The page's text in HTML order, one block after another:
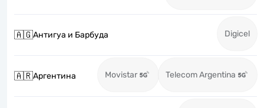
🇦🇬Антигуа и Барбуда Digicel
🇦🇷Аргентина Movistar Telecom Argentina